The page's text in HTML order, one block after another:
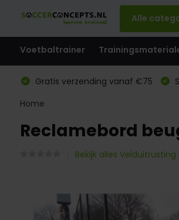
Alle
Voetbaltrainer
Gratis verzending vanaf €75
Home
Reclamebord
Bekijk alles Velduitrusting